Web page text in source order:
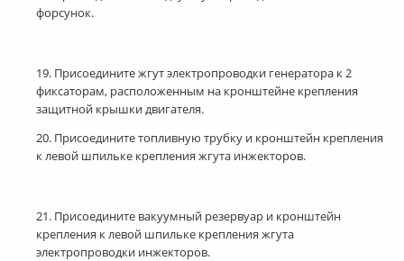
форсунок.
19. Присоедините жгут электропроводки генератора к 2
фиксаторам, расположенным на кронштейне крепления
защитной крышки двигателя.
20. Присоедините топливную трубку и кронштейн крепления
к левой шпильке крепления жгута инжекторов.
21. Присоедините вакуумный резервуар и кронштейн
крепления к левой шпильке крепления жгута
электропроводки инжекторов.